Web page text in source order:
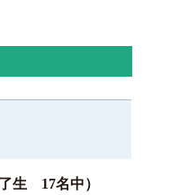
生 17名中）